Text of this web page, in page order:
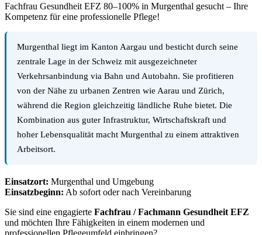
Fachfrau Gesundheit EFZ 80–100% in Murgenthal gesucht – Ihre
Kompetenz für eine professionelle Pflege!
Murgenthal liegt im Kanton Aargau und besticht durch seine
zentrale Lage in der Schweiz mit ausgezeichneter
Verkehrsanbindung via Bahn und Autobahn. Sie profitieren
von der Nähe zu urbanen Zentren wie Aarau und Zürich,
während die Region gleichzeitig ländliche Ruhe bietet. Die
Kombination aus guter Infrastruktur, Wirtschaftskraft und
hoher Lebensqualität macht Murgenthal zu einem attraktiven
Arbeitsort.
Einsatzort: Murgenthal und Umgebung
Einsatzbeginn: Ab sofort oder nach Vereinbarung
Sie sind eine engagierte Fachfrau / Fachmann Gesundheit EFZ
und möchten Ihre Fähigkeiten in einem modernen und
professionellen Pflegeumfeld einbringen?